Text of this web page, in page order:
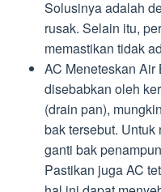
Solusinya adalah
rusak. Selain itu,
memastikan tidak
AC Meneteskan Air
disebabkan oleh
(drain pan),
bak tersebut.
ganti bak
Pastikan juga AC